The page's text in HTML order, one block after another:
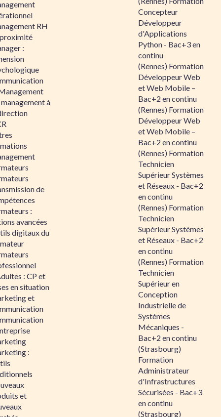
RH
:
à
de
:
avancées
digitaux du
: CP et
en situation
et
:
et
Concepteur
Développeur
d'Applications
Python - Bac+3 en
continu
(Rennes) Formation
Développeur Web
et Web Mobile –
Bac+2 en continu
(Rennes) Formation
Développeur Web
et Web Mobile –
Bac+2 en continu
(Rennes) Formation
Technicien
Supérieur Systèmes
et Réseaux - Bac+2
en continu
(Rennes) Formation
Technicien
Supérieur Systèmes
et Réseaux - Bac+2
en continu
(Rennes) Formation
Technicien
Supérieur en
Conception
Industrielle de
Systèmes
Mécaniques -
Bac+2 en continu
(Strasbourg)
Formation
Administrateur
d'Infrastructures
Sécurisées - Bac+3
en continu
(Strasbourg)